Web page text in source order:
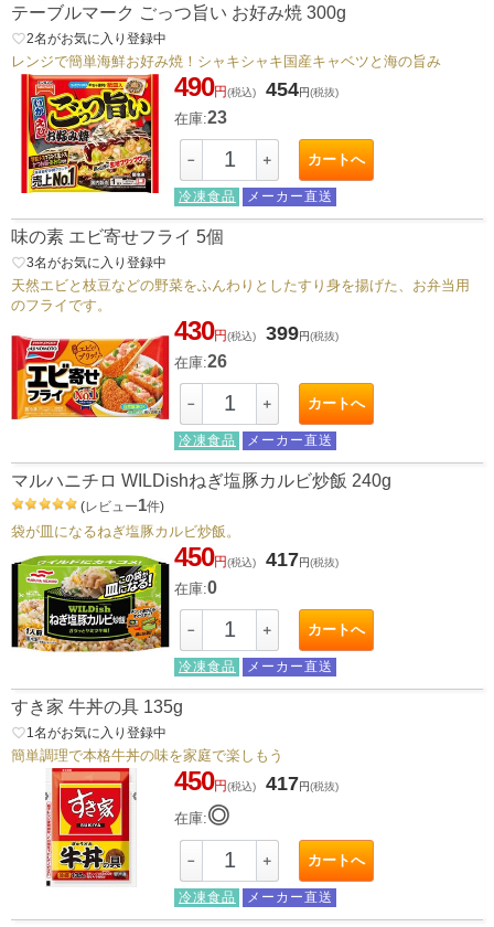
テーブルマーク ごっつ旨い お好み焼 300g
favorite_border2名がお気に入り登録中
レンジで簡単海鮮お好み焼！シャキシャキ国産キャベツと海の旨み
490円(税込) 454円(税抜)
在庫:23
－ ＋ カートへ
冷凍食品 メーカー直送
味の素 エビ寄せフライ 5個
favorite_border3名がお気に入り登録中
天然エビと枝豆などの野菜をふんわりとしたすり身を揚げた、お弁当用
のフライです。
430円(税込) 399円(税抜)
在庫:26
－ ＋ カートへ
冷凍食品 メーカー直送
マルハニチロ WILDishねぎ塩豚カルビ炒飯 240g
(レビュー1件)
袋が皿になるねぎ塩豚カルビ炒飯。
450円(税込) 417円(税抜)
在庫:0
－ ＋ カートへ
冷凍食品 メーカー直送
すき家 牛丼の具 135g
favorite_border1 名がお気に入り登録中
簡単調理で本格牛丼の味を家庭で楽しもう
450円(税込) 417円(税抜)
在庫:◎
－ ＋ カートへ
冷凍食品 メーカー直送